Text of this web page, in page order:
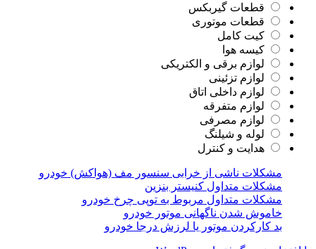
قطعات گیربکس
قطعات موتوری
کیت کامل
کیسه هوا
لوازم برقی و الکتریکی
لوازم تزئینی
لوازم داخلی اتاق
لوازم متفرقه
لوازم مصرفی
لوله و شیلنگ
هدایت و کنترل
مشکلات ناشی از خرابی سنسور مف (هواکش) خودرو
مشکلات متداول کنیستر بنزین
مشکلات متداول مربوط به توپی چرخ خودرو
خاموش شدن ناگهانی موتور خودرو
بد کارکردن موتور یا لرزش درجا خودرو